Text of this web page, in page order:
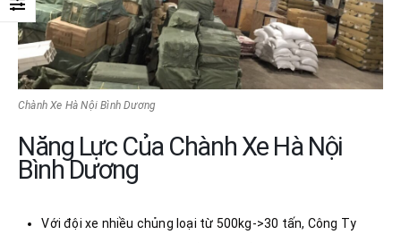
Chành Xe Hà Nội Bình Dương
Năng Lực Của Chành Xe Hà Nội
Bình Dương
Với đội xe nhiều chủng loại từ 500kg->30 tấn, Công Ty